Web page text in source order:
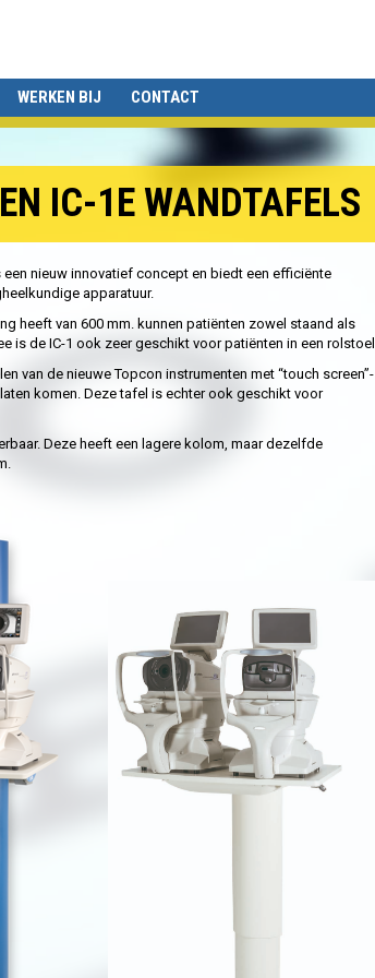
WERKEN BIJ CONTACT
IC-1E WANDTAFELS
nieuw innovatief concept en biedt een efficiënte
apparatuur.
heeft van 600 mm. kunnen patiënten zowel staand als
is de IC-1 ook zeer geschikt voor patiënten in een rolstoel.
van de nieuwe Topcon instrumenten met “touch screen”-
komen. Deze tafel is echter ook geschikt voor
Deze heeft een lagere kolom, maar dezelfde